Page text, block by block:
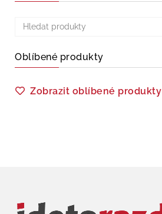
Oblíbené produkty
Zobrazit oblíbené produkty